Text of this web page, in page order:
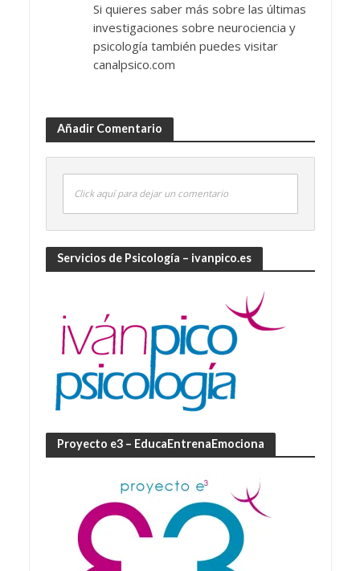
Si quieres saber más sobre las últimas
investigaciones sobre neurociencia y
psicología también puedes visitar
canalpsico.com
Añadir Comentario
Click aquí para dejar un comentario
Servicios de Psicología – ivanpico.es
Proyecto e3 – EducaEntrenaEmociona